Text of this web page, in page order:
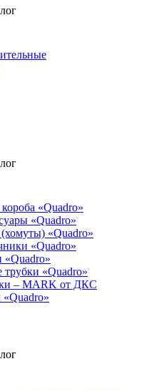
«Quadro»
«Quadro»
«Quadro»
«Quadro»
«Quadro»
– MARK от ДКС